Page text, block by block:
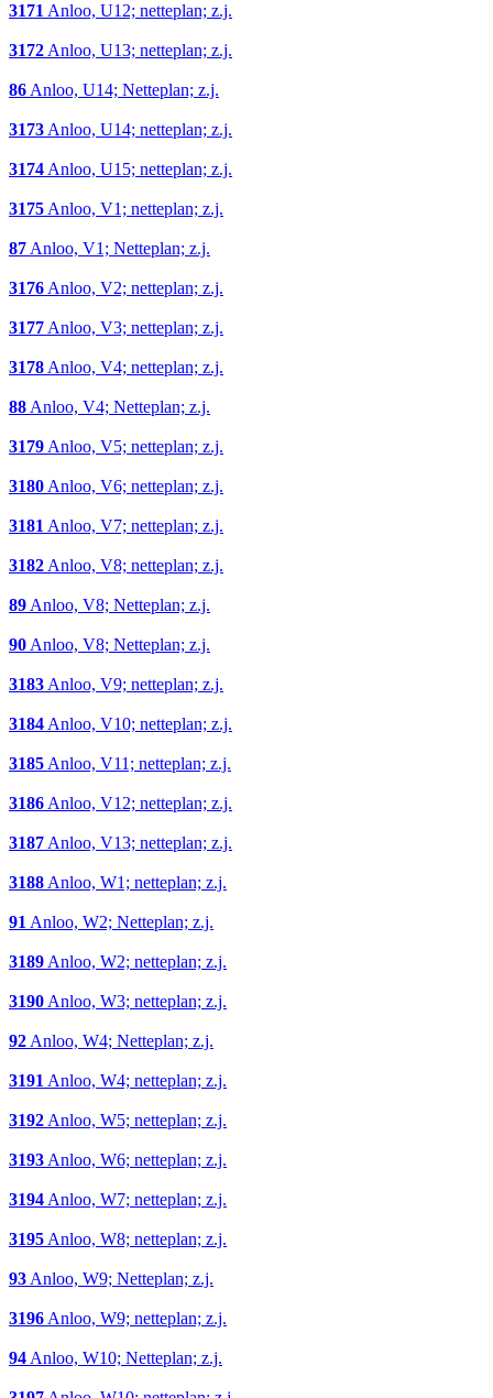
3171Anloo, U12; netteplan; z.j.
3172Anloo, U13; netteplan; z.j.
86Anloo, U14; Netteplan; z.j.
3173Anloo, U14; netteplan; z.j.
3174Anloo, U15; netteplan; z.j.
3175Anloo, V1; netteplan; z.j.
87Anloo, V1; Netteplan; z.j.
3176Anloo, V2; netteplan; z.j.
3177Anloo, V3; netteplan; z.j.
3178Anloo, V4; netteplan; z.j.
88Anloo, V4; Netteplan; z.j.
3179Anloo, V5; netteplan; z.j.
3180Anloo, V6; netteplan; z.j.
3181Anloo, V7; netteplan; z.j.
3182Anloo, V8; netteplan; z.j.
89Anloo, V8; Netteplan; z.j.
90Anloo, V8; Netteplan; z.j.
3183Anloo, V9; netteplan; z.j.
3184Anloo, V10; netteplan; z.j.
3185Anloo, V11; netteplan; z.j.
3186Anloo, V12; netteplan; z.j.
3187Anloo, V13; netteplan; z.j.
3188Anloo, W1; netteplan; z.j.
91Anloo, W2; Netteplan; z.j.
3189Anloo, W2; netteplan; z.j.
3190Anloo, W3; netteplan; z.j.
92Anloo, W4; Netteplan; z.j.
3191Anloo, W4; netteplan; z.j.
3192Anloo, W5; netteplan; z.j.
3193Anloo, W6; netteplan; z.j.
3194Anloo, W7; netteplan; z.j.
3195Anloo, W8; netteplan; z.j.
93Anloo, W9; Netteplan; z.j.
3196Anloo, W9; netteplan; z.j.
94Anloo, W10; Netteplan; z.j.